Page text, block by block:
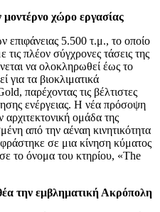
μοντέρνο χώρο εργασίας
επιφάνειας 5.500 τ.μ., το οποίο
πλέον σύγχρονες τάσεις της
να ολοκληρωθεί έως το
για τα βιοκλιματικά
παρέχοντας τις βέλτιστες
ενέργειας. H νέα πρόσοψη
ομάδα της
από την αέναη κινητικότητα
σε μια κίνηση κύματος
το όνομα του κτηρίου, «The
την εμβληματική Ακρόπολη